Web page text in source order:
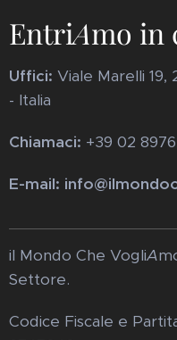
EntriAmo in
Uffici: Viale Marelli 19,
- Italia
Chiamaci: +39 02
E-mail:
il Mondo Che VogliA
Settore.
Codice Fiscale e